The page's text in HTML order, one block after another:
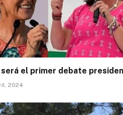
será el primer debate
2024